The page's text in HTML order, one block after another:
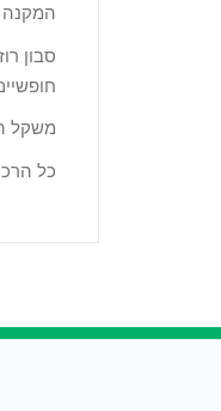
המקנה
סבון
משקל הסבון כ 115 גרם - עשויים להיות
כל